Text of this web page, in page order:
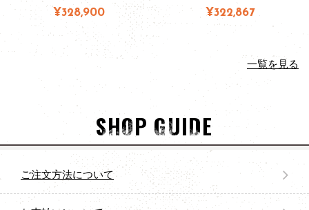
¥328,900 ¥322,867
一覧を見る
SHOP GUIDE
ご注文方法について